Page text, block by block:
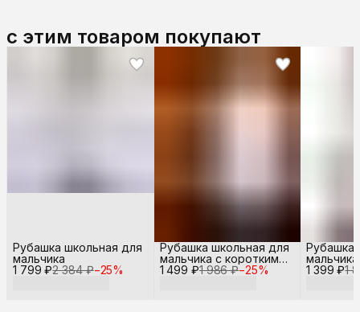
с этим товаром покупают
1 799 ₽2 384 ₽−25%
Рубашка школьная для
мальчика
1 499 ₽1 986 ₽−25%
Рубашка школьная для
мальчика с коротким
рукавом
1 399 ₽1
Рубашка
рукавом